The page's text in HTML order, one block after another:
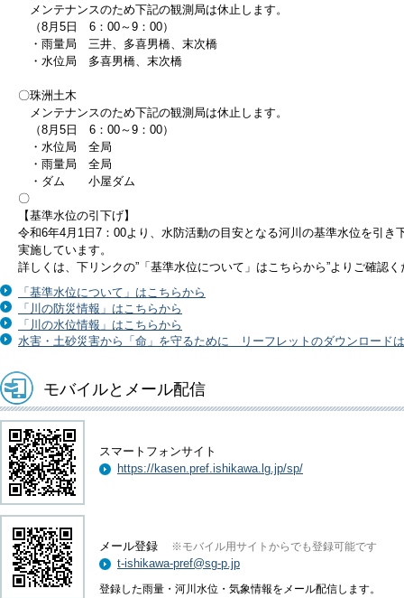
メンテナンスのため下記の観測局は休止します。
（8月5日 6：00～9：00）
・雨量局 三井、多喜男橋、末次橋
・水位局 多喜男橋、末次橋
〇珠洲土木
メンテナンスのため下記の観測局は休止します。
（8月5日 6：00～9：00）
・水位局 全局
・雨量局 全局
・ダム 小屋ダム
〇
【基準水位の引下げ】
令和6年4月1日7：00より、水防活動の目安となる河川の基準水位を引き
実施しています。
詳しくは、下リンクの”「基準水位について」はこちらから”よりご確認く
「基準水位について」はこちらから
「川の防災情報」はこちらから
「川の水位情報」はこちらから
水害・土砂災害から「命」を守るために リーフレットのダウンロード
モバイルとメール配信
スマートフォンサイト
https://kasen.pref.ishikawa.lg.jp/sp/
メール登録 ※モバイル用サイトからでも登録可能です
t-ishikawa-pref@sg-p.jp
登録した雨量・河川水位・気象情報をメール配信します。